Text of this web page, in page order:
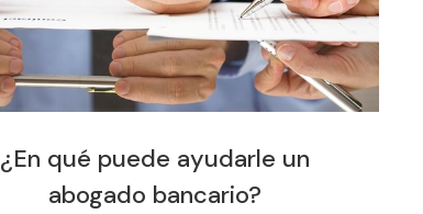
¿En qué puede ayudarle un
abogado bancario?